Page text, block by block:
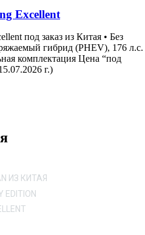
Excellent
под заказ из Китая • Без
гибрид (PHEV), 176 л.с.
комплектация Цена “под
г.)
ИЗ КИТАЯ
EDITION